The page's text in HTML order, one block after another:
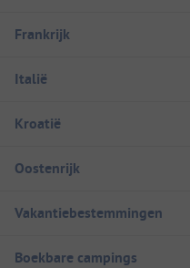
Frankrijk
Italië
Kroatië
Oostenrijk
Vakantiebestemmingen
Boekbare campings